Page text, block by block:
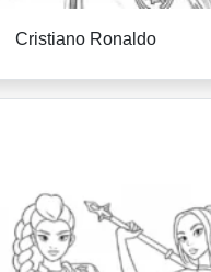
Cristiano Ronaldo